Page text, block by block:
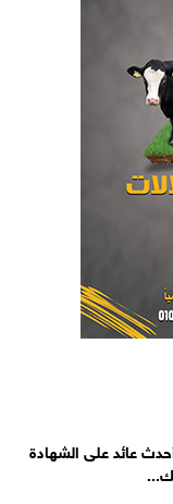
جنيه.. أحدث عائد على الشهادة